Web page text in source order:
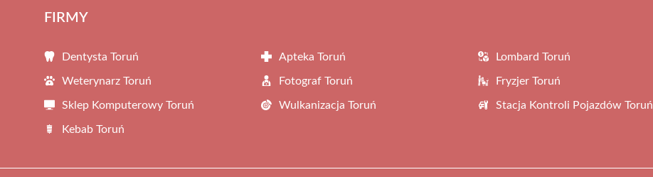
FIRMY
Dentysta Toruń Apteka Toruń Lombard Toruń
Weterynarz Toruń Fotograf Toruń Fryzjer Toruń
Sklep Komputerowy Toruń Wulkanizacja Toruń Stacja Kontroli Pojazdów Toruń
Kebab Toruń